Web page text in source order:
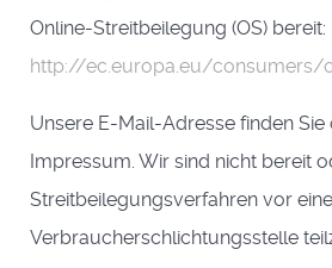
Online-Streitbeilegung (OS) bereit:
http://ec.europa.eu/consumers/
Unsere E-Mail-Adresse finden Sie
Impressum. Wir sind nicht bereit
Streitbeilegungsverfahren vor
Verbraucherschlichtungsstelle